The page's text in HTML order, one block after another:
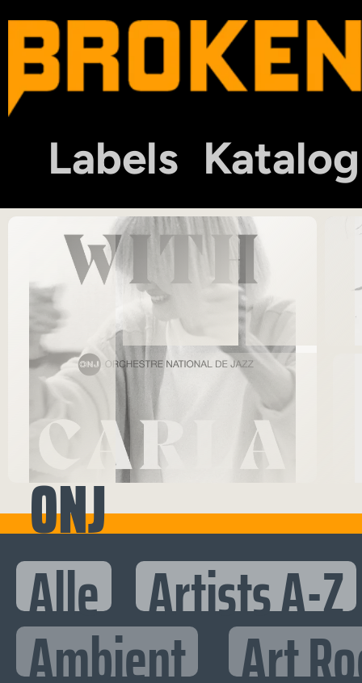
Labels Katalog
ONJ
Alle Artists A-Z
Ambient Art